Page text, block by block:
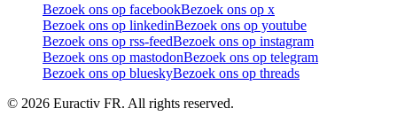
Bezoek ons op facebookBezoek ons op x
Bezoek ons op linkedinBezoek ons op youtube
Bezoek ons op rss-feedBezoek ons op instagram
Bezoek ons op mastodonBezoek ons op telegram
Bezoek ons op blueskyBezoek ons op threads
© 2026 Euractiv FR. All rights reserved.